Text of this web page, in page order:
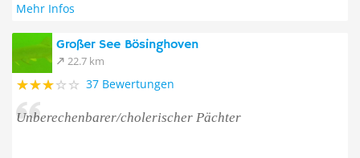
Mehr Infos
Großer See Bösinghoven
22.7 km
37 Bewertungen
Unberechenbarer/cholerischer Pächter